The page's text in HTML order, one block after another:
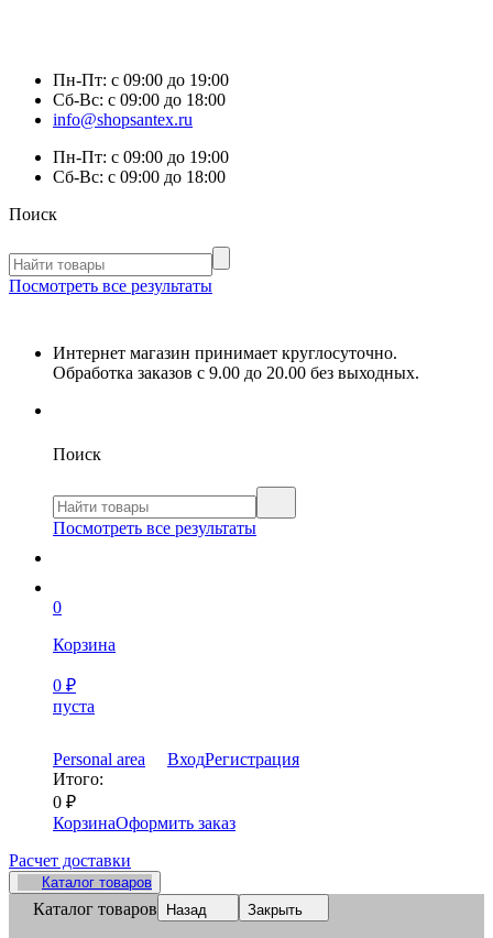
Пн-Пт: с 09:00 до 19:00
Сб-Вс: с 09:00 до 18:00
info@shopsantex.ru
Пн-Пт: с 09:00 до 19:00
Сб-Вс: с 09:00 до 18:00
Поиск
Посмотреть все результаты
Интернет магазин принимает круглосуточно.
Обработка заказов с 9.00 до 20.00 без выходных.
Поиск
Посмотреть все результаты
0
Корзина
0 ₽
пуста
Personal area ВходРегистрация
Итого:
0 ₽
КорзинаОформить заказ
Расчет доставки
Каталог товаров
Каталог товаров Назад Закрыть